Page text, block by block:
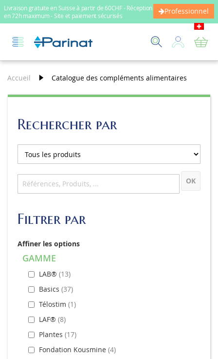
Livraison gratuite en Suisse à partir de 60CHF - Réception
en 72h maximum - Site et paiement sécurisés
Professionnel
Accueil Catalogue des compléments alimentaires
Rechercher par
OK
Filtrer par
Affiner les options
GAMME
LAB® 13
Basics 37
Télostim 1
LAF® 8
Plantes 17
Fondation Kousmine 4